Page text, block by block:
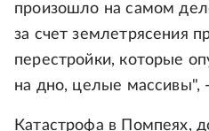
произошло на самом
за счет землетрясения
перестройки, которые
на дно, целые массивы",
Катастрофа в Помпеях,